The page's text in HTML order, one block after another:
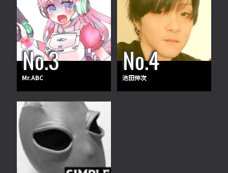
Mr.ABC 池田伸次